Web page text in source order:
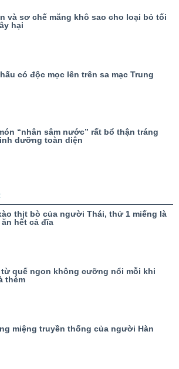
và sơ chế măng khô sao cho loại bỏ tối
hại
có độc mọc lên trên sa mạc Trung
“nhân sâm nước” rất bổ thận tráng
dưỡng toàn diện
thịt bò của người Thái, thử 1 miếng là
hết cả đĩa
từ quế ngon không cưỡng nổi mỗi khi
thèm
miệng truyền thống của người Hàn